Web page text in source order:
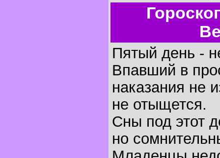
Пятый день -
Впавший в
наказания не
не отыщется.
Сны под этот
но